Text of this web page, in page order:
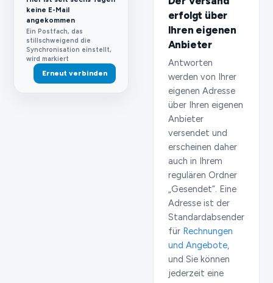
keine E-Mail
angekommen
Ein Postfach, das
stillschweigend die
Synchronisation einstellt,
wird markiert
Erneut verbinden
erfolgt über
Ihren eigenen
Anbieter
Antworten
werden von Ihrer
eigenen Adresse
über Ihren eigenen
Anbieter
versendet und
erscheinen daher
auch in Ihrem
regulären Ordner
„Gesendet“. Eine
Adresse ist der
Standardabsender
für Rechnungen
und Angebote,
und Sie können
jederzeit eine